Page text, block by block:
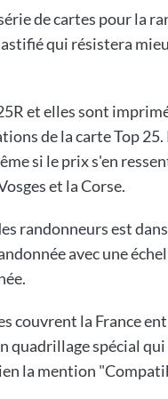
de cartes pour la
qui résistera
et elles sont
de la carte Top
si le prix s'en
et la Corse.
randonneurs est
avec une
couvrent la France
quadrillage spécial
la mention